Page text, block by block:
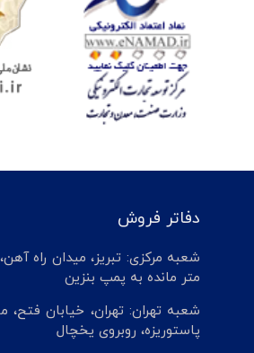
دفاتر فروش
متر مانده به پمپ بنزین
شعبه تهران: تهران، خیابان فتح،
پاستوریزه، روبروی یخچال